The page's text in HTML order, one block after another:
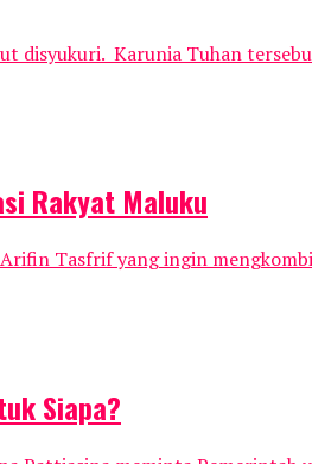
disyukuri. Karunia Tuhan
Rakyat Maluku
Tasfrif yang ingin
Siapa?